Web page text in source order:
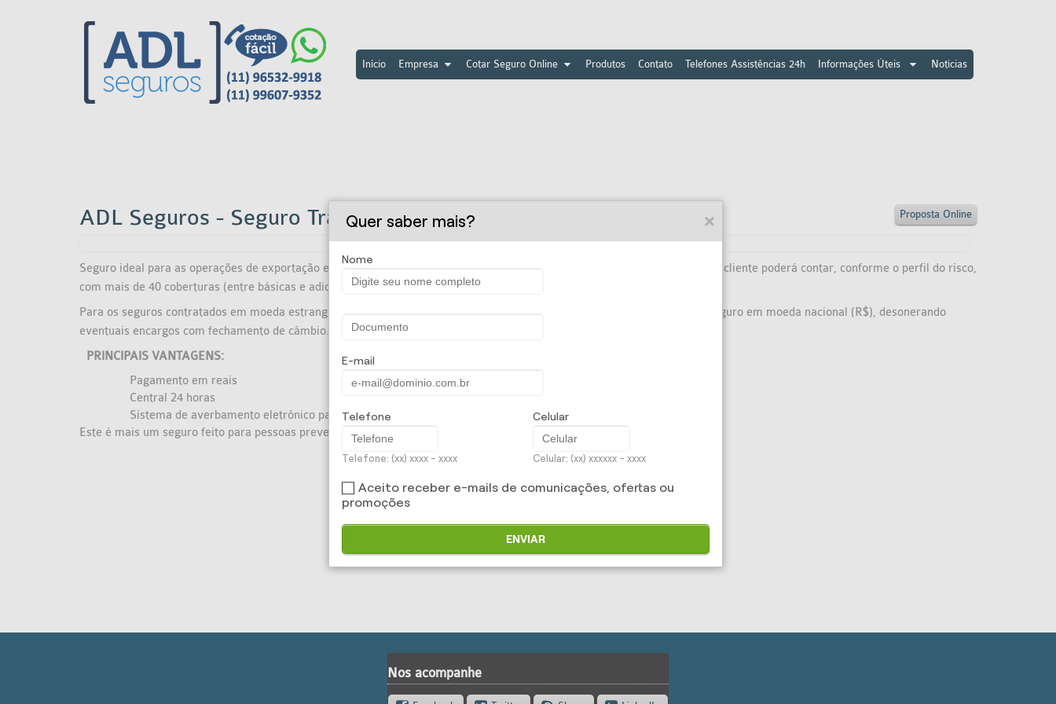
Início Empresa Cotar Seguro Online Produtos Contato Telefones Assistências 24h Informações Úteis Notícias
Proposta Online
ADL Seguros - Seguro Transporte Internacional
Seguro ideal para as operações de exportação e importação sejam elas realizadas por via aérea, aquaviária ou terrestre. O cliente poderá contar, conforme o perfil do risco,
com mais de 40 coberturas (entre básicas e adicionais).
Para os seguros contratados em moeda estrangeira, concedemos ao segurado a possibilidade de pagamento do custo do seguro em moeda nacional (R$), desonerando
eventuais encargos com fechamento de câmbio.
PRINCIPAIS VANTAGENS:
Pagamento em reais
Central 24 horas
Sistema de averbamento eletrônico para importações
Este é mais um seguro feito para pessoas prevenidas, como você! Obtenha já uma cotação com nossa equipe.
Nos acompanhe
Quer saber mais?
Nome
E-mail
Telefone
Telefone: (xx) xxxx - xxxx
Celular
Celular: (xx) xxxxxx - xxxx
Aceito receber e-mails de comunicações, ofertas ou
promoções
ENVIAR